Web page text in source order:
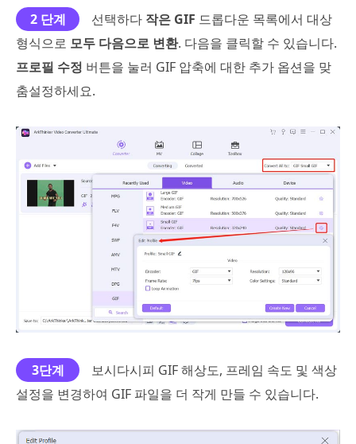
2 단계 선택하다 작은 GIF 드롭다운 목록에서 대상
형식으로 모두 다음으로 변환. 다음을 클릭할 수 있습니다.
프로필 수정 버튼을 눌러 GIF 압축에 대한 추가 옵션을 맞
춤설정하세요.
3단계
보시다시피 GIF 해상도, 프레임 속도 및 색상
설정을 변경하여 GIF 파일을 더 작게 만들 수 있습니다.